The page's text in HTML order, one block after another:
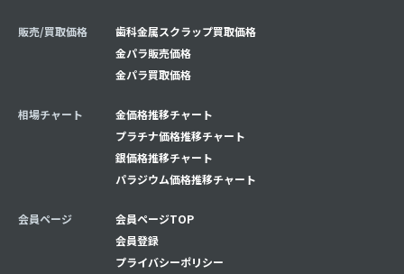
販売/買取価格
歯科金属スクラップ買取価格
金パラ販売価格
金パラ買取価格
相場チャート
金価格推移チャート
プラチナ価格推移チャート
銀価格推移チャート
パラジウム価格推移チャート
会員ページ
会員ページTOP
会員登録
プライバシーポリシー